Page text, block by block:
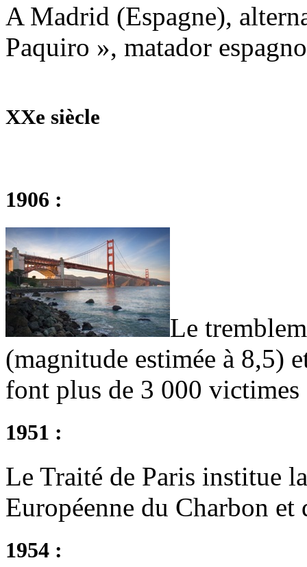
A Madrid (Espagne),
Paquiro », matador
XXe siècle
1906 :
Le
(magnitude estimée à 8,5)
font plus de 3 000
1951 :
Le Traité de Paris institue
Européenne du Charbon
1954 :